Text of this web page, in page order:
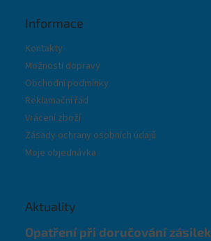
Informace
Kontakty
Možnosti dopravy
Obchodní podmínky
Reklamační řád
Vrácení zboží
Zásady ochrany osobních údajů
Moje objednávka
Aktuality
Opatření při doručování zásilek